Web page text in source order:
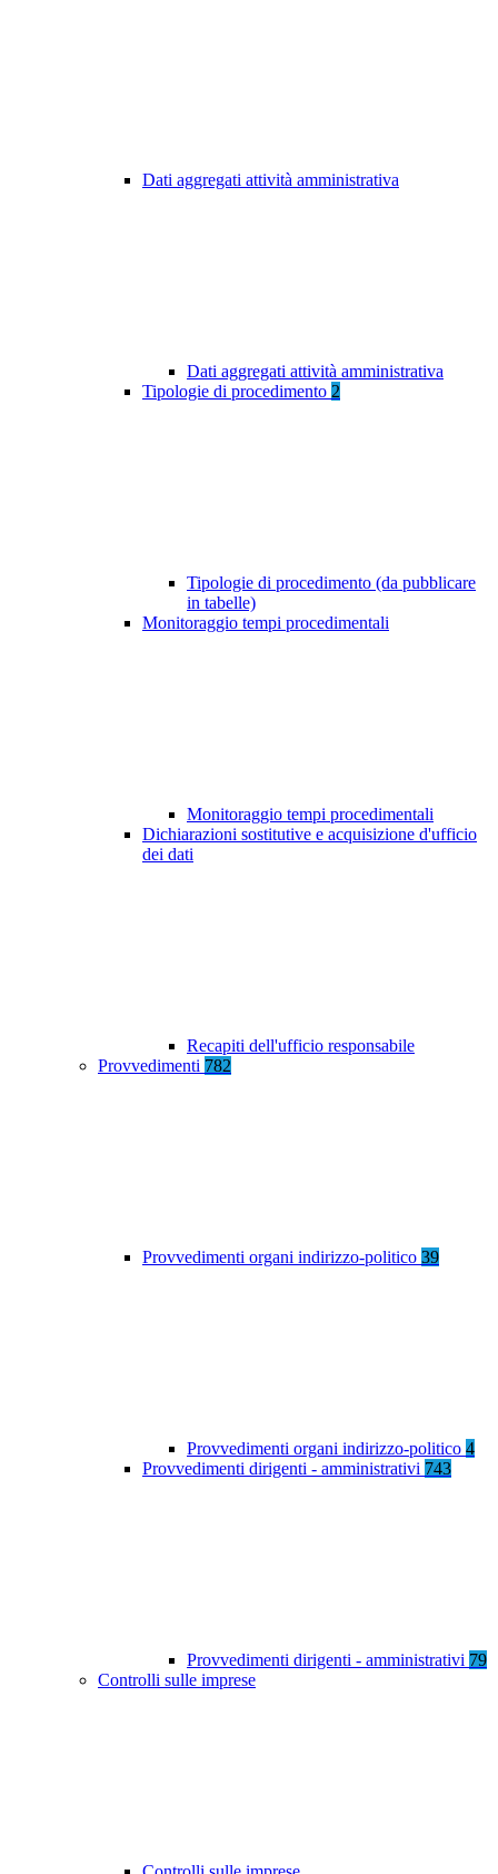
Dati aggregati attività amministrativa
Dati aggregati attività amministrativa
Tipologie di procedimento 2
Tipologie di procedimento (da pubblicare
in tabelle)
Monitoraggio tempi procedimentali
Monitoraggio tempi procedimentali
Dichiarazioni sostitutive e acquisizione d'ufficio
dei dati
Recapiti dell'ufficio responsabile
Provvedimenti 782
Provvedimenti organi indirizzo-politico 39
Provvedimenti organi indirizzo-politico 4
Provvedimenti dirigenti - amministrativi 743
Provvedimenti dirigenti - amministrativi 79
Controlli sulle imprese